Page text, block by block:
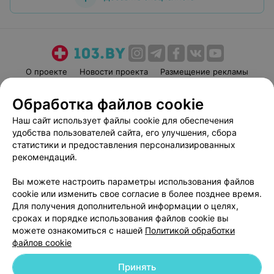
О проекте Новости проекта
Размещение рекламы
Пользовательское соглашение
Способы оплаты
Вакансии
Партнеры
Написать руководителю 103.by
Обработка персональных данных
Обработка файлов cookie
Наш сайт использует файлы cookie для обеспечения
удобства пользователей сайта, его улучшения, сбора
статистики и предоставления персонализированных
рекомендаций.
Вы можете настроить параметры использования файлов
cookie или изменить свое согласие в более позднее время.
Для получения дополнительной информации о целях,
сроках и порядке использования файлов cookie вы
можете ознакомиться с нашей Политикой обработки
файлов cookie
Принять